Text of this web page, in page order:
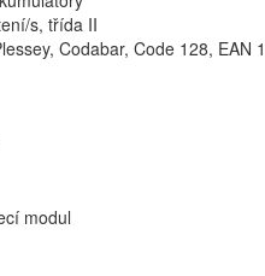
s, třída II
Codabar, Code 128, EAN
modul